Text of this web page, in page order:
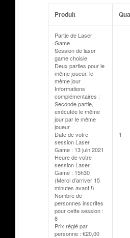
Produit
Partie de Laser
Game
Session de laser
game choisie
Deux parties pour le
même joueur, le
même jour
Informations
complémentaires :
Seconde partie,
exécutée le même
jour par le même
joueur
Date de votre
session Laser
Game : 13 juin 2021
Heure de votre
session Laser
Game : 15h30
(Merci d’arriver 15
minutes avant !)
Nombre de
personnes inscrites
pour cette session :
8
Prix réglé par
personne : €20,00
1